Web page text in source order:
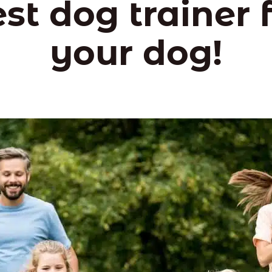
dog trainer
your dog!